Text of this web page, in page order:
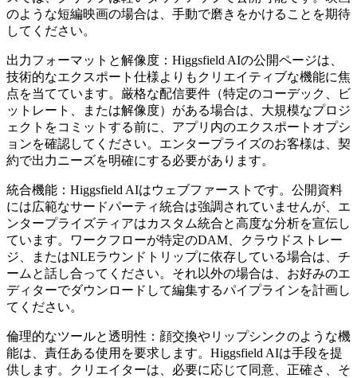
のような短編映画の場合は、手動で磨きをかけることを期待
してください。
出力フォーマットと解像度：Higgsfield AIの公開ページは、
技術的なエクスポート仕様よりもクリエイティブな機能に焦
点を当てています。厳格な配信要件（特定のコーデック、ビ
ットレート、または解像度）がある場合は、大規模なプロジ
ェクトをコミットする前に、アプリ内のエクスポートオプシ
ョンを確認してください。エンタープライズのお客様は、契
約で出力ニーズを明確にする必要があります。
統合機能：Higgsfield AIはウェブファーストです。公開資料
には広範なサードパーティ統合は強調されていませんが、エ
ンタープライズティアはカスタム統合と高度な分析を宣伝し
ています。ワークフローが特定のDAM、クラウドストレー
ジ、またはNLEラウンドトリップに依存している場合は、チ
ームと話し合ってください。それ以外の場合は、お好みのエ
ディターでダウンロードして編集するパイプラインを計画し
てください。
倫理的なツールと透明性：顔交換やリップシンクのような機
能は、責任ある使用を要求します。Higgsfield AIは手段を提
供します。クリエイターは、必要に応じて同意、正確さ、そ